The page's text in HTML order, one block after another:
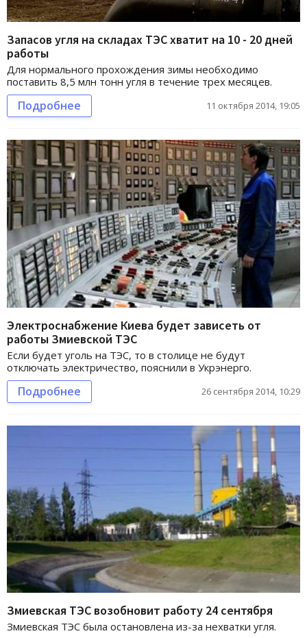
Запасов угля на складах ТЭС хватит на 10 - 20 дней
работы
Для нормального прохождения зимы необходимо
поставить 8,5 млн тонн угля в течение трех месяцев.
Подробнее 11 октября 2014, 19:05
Электроснабжение Киева будет зависеть от
работы Змиевской ТЭС
Если будет уголь на ТЭС, то в столице не будут
отключать электричество, пояснили в Укрэнерго.
Подробнее 26 сентября 2014, 10:29
Змиевская ТЭС возобновит работу 24 сентября
Змиевская ТЭС была остановлена из-за нехватки угля.